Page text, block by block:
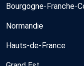
Bourgogne-Franche-
Normandie
Hauts-de-France